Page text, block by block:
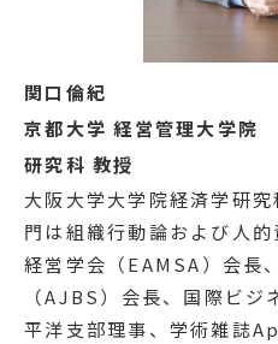
関口倫紀
京都大学 経営管理大学
研究科 教授
大阪大学大学院経済学研
門は組織行動論および人
経営学会（EAMSA）会長
（AJBS）会長、国際ビ
平洋支部理事、学術雑